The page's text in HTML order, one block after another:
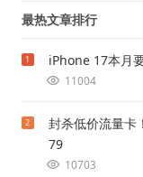
最热文章排行
1 iPhone 17本月
11004
2
封杀低价流量卡
79
10703